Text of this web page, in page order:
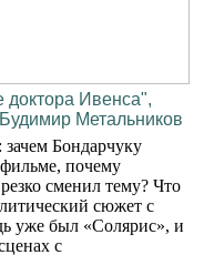
доктора Ивенса",
Метальников
Бондарчуку
почему
сменил тему? Что
сюжет с
уже был «Солярис», и
с